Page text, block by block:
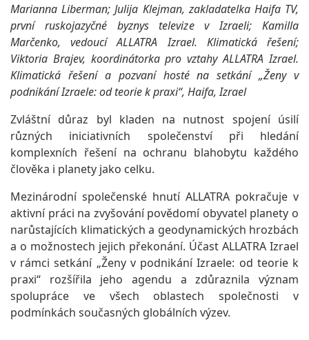
Marianna Liberman; Julija Klejman, zakladatelka Haifa TV,
první ruskojazyčné byznys televize v Izraeli; Kamilla
Marčenko, vedoucí ALLATRA Izrael. Klimatická řešení;
Viktoria Brajev, koordinátorka pro vztahy ALLATRA Izrael.
Klimatická řešení a pozvaní hosté na setkání „Ženy v
podnikání Izraele: od teorie k praxi“, Haifa, Izrael
Zvláštní důraz byl kladen na nutnost spojení úsilí
různých iniciativních společenství při hledání
komplexních řešení na ochranu blahobytu každého
člověka i planety jako celku.
Mezinárodní společenské hnutí ALLATRA pokračuje v
aktivní práci na zvyšování povědomí obyvatel planety o
narůstajících klimatických a geodynamických hrozbách
a o možnostech jejich překonání. Účast ALLATRA Izrael
v rámci setkání „Ženy v podnikání Izraele: od teorie k
praxi“ rozšířila jeho agendu a zdůraznila význam
spolupráce ve všech oblastech společnosti v
podmínkách současných globálních výzev.